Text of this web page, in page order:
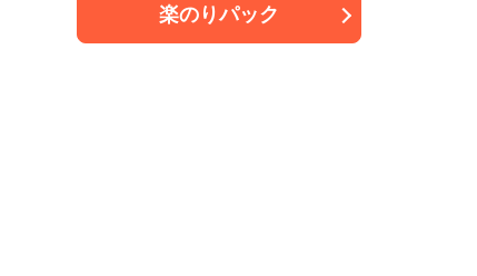
楽のりパック